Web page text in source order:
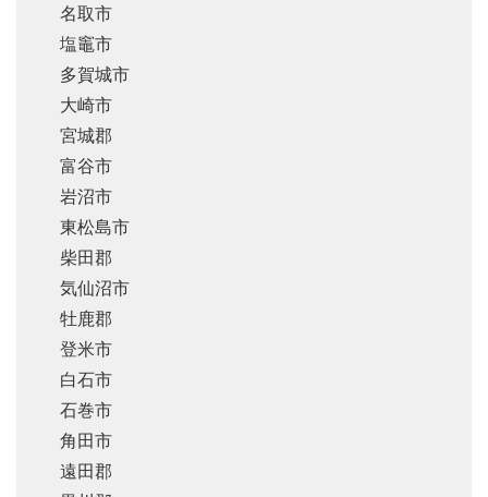
名取市
塩竈市
多賀城市
大崎市
宮城郡
富谷市
岩沼市
東松島市
柴田郡
気仙沼市
牡鹿郡
登米市
白石市
石巻市
角田市
遠田郡